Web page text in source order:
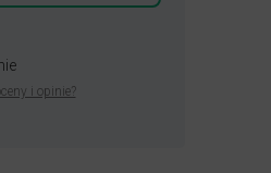
i opinie?